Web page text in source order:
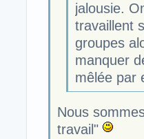
jalousie.
travaillent
groupes
manquer
mêlée par
Nous
travail"